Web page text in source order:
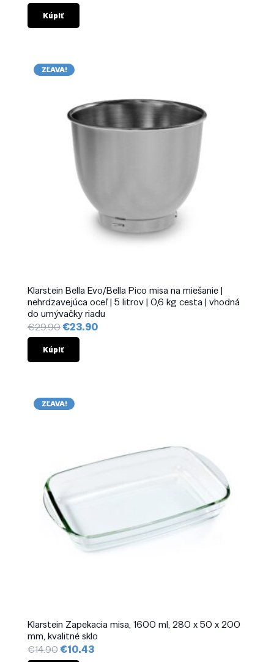
Kúpiť
ZĽAVA!
Klarstein Bella Evo/Bella Pico misa na miešanie |
nehrdzavejúca oceľ | 5 litrov | 0,6 kg cesta | vhodná
do umývačky riadu
€29.90 Pôvodná
cena
bola:
€29.90.
€23.90Aktuálna
Kúpiť
ZĽAVA!
Klarstein Zapekacia misa, 1600 ml, 280 x 50 x 200
mm, kvalitné sklo
€14.90 Pôvodná
€10.43Aktuálna